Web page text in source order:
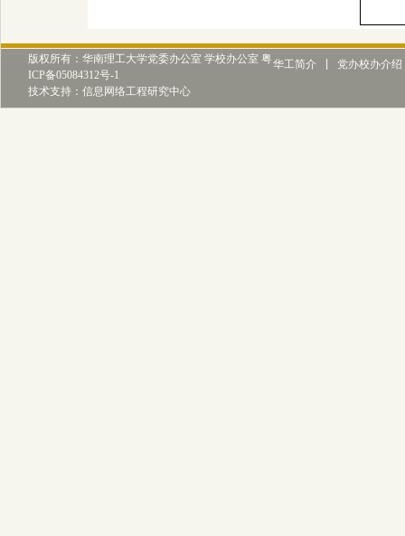
版权所有：华南理工大学党委办公室 学校办公室 粤
ICP备05084312号-1
技术支持：信息网络工程研究中心
华工简介 党办校办介绍